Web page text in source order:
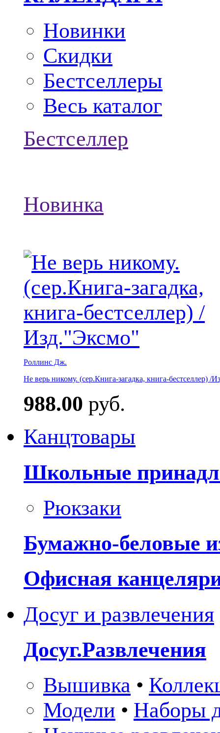
Новинки
Скидки
Бестселлеры
Весь каталог
Бестселлер
Новинка
Роллинс Дж.
Не верь никому. (сер.Книга-загадка, книга-бестселлер) /
988.00 руб.
Канцтовары
Школьные
Рюкзаки
Бумажно-беловые
Офисная
Досуг и развлечения
Досуг.Развлечения
Вышивка •
Модели • Наборы